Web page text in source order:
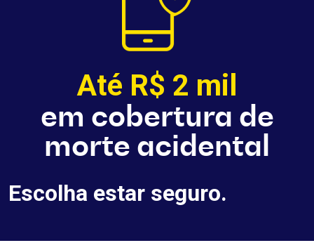
Até R$ 2 mil
em cobertura de
morte acidental
Escolha estar seguro.